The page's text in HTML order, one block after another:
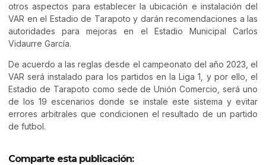
otros aspectos para establecer la ubicación e instalación del
VAR en el Estadio de Tarapoto y darán recomendaciones a las
autoridades para mejoras en el Estadio Municipal Carlos
Vidaurre García.
De acuerdo a las reglas desde el campeonato del año 2023, el
VAR será instalado para los partidos en la Liga 1, y por ello, el
Estadio de Tarapoto como sede de Unión Comercio, será uno
de los 19 escenarios donde se instale este sistema y evitar
errores arbitrales que condicionen el resultado de un partido
de futbol.
Comparte esta publicación: